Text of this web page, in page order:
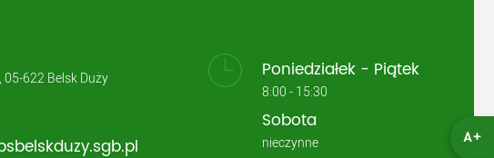
A+
05-622 Belsk Duży Poniedziałek - Piątek
8:00 - 15:30
Sobota
nieczynne